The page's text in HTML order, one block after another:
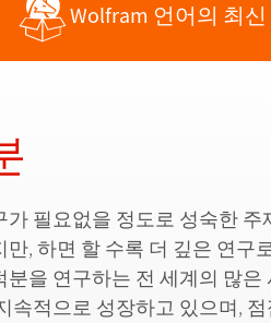
Wolfram 언어의 최
필요없을 정도로 성숙한 주
, 하면 할 수록 더 깊은 연구
을 연구하는 전 세계의 많은
속적으로 성장하고 있으며, 점